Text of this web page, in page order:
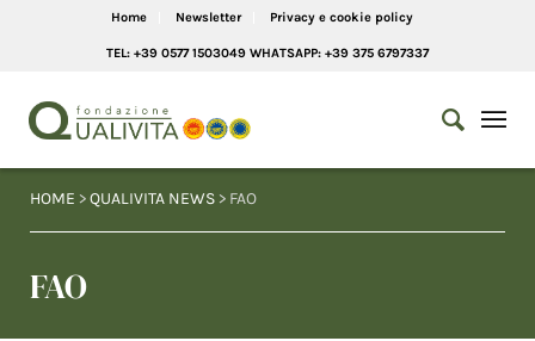
Home Newsletter Privacy e cookie policy
TEL: +39 0577 1503049 WHATSAPP: +39 375 6797337
HOME >QUALIVITA NEWS > FAO
FAO